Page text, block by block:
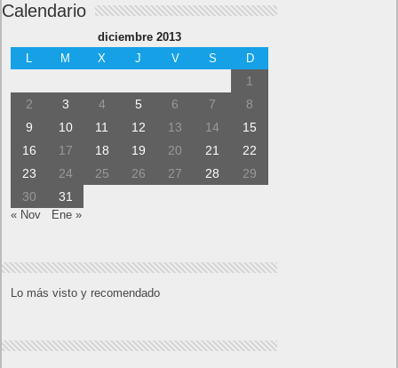
Calendario
diciembre 2013
L
M X J V S D
1
2
3 4 5 6 7
8
9
10 11 12 13 14
15
16
17 18 19 20 21
22
23
24 25 26 27 28
29
30
31
« Nov Ene »
Lo más visto y recomendado